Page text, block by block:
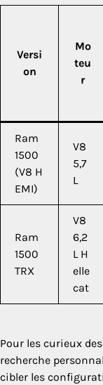
Versi
on
Mo
teu
r
Ram
1500
(V8 H
EMI)
V8
5,7
L
Ram
1500
TRX
V8
6,2
L H
elle
cat
Pour les curieux
recherche
cibler les